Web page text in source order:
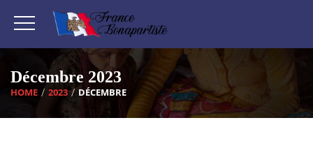
Décembre 2023
HOME 2023 DÉCEMBRE